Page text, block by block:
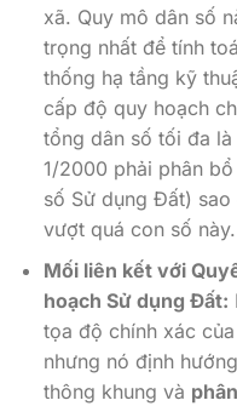
xã. Quy mô dân số
trọng nhất để tính
thống hạ tầng kỹ
cấp độ quy hoạch
tổng dân số tối đa
1/2000 phải phân
số Sử dụng Đất)
vượt quá con số này.
Mối liên kết với
hoạch Sử dụng Đất:
tọa độ chính xác
nhưng nó định hướng
thông khung và